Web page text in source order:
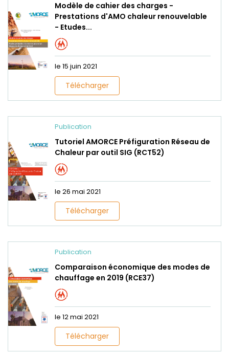
Modèle de cahier des charges -
Prestations d'AMO chaleur renouvelable
- Etudes...
le 15 juin 2021
Télécharger
Publication
Tutoriel AMORCE Préfiguration Réseau de
Chaleur par outil SIG (RCT52)
le 26 mai 2021
Télécharger
Publication
Comparaison économique des modes de
chauffage en 2019 (RCE37)
le 12 mai 2021
Télécharger